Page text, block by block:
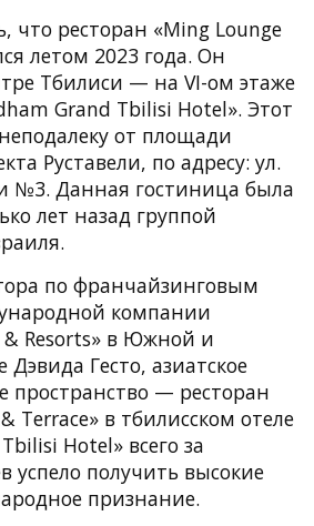
что ресторан «Ming Lounge
летом 2023 года. Он
Тбилиси — на VI-ом этаже
Grand Tbilisi Hotel». Этот
от площади
Руставели, по адресу: ул.
№3. Данная гостиница была
лет назад группой
по франчайзинговым
компании
& Resorts» в Южной и
Дэвида Гесто, азиатское
пространство — ресторан
Terrace» в тбилисском отеле
Hotel» всего за
успело получить высокие
признание.